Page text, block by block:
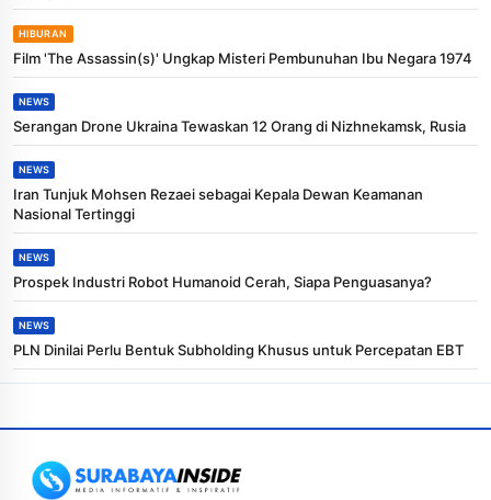
HIBURAN
Film 'The Assassin(s)' Ungkap Misteri Pembunuhan Ibu Negara 1974
NEWS
Serangan Drone Ukraina Tewaskan 12 Orang di Nizhnekamsk, Rusia
NEWS
Iran Tunjuk Mohsen Rezaei sebagai Kepala Dewan Keamanan
Nasional Tertinggi
NEWS
Prospek Industri Robot Humanoid Cerah, Siapa Penguasanya?
NEWS
PLN Dinilai Perlu Bentuk Subholding Khusus untuk Percepatan EBT